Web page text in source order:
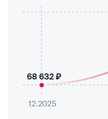
12.2025
68 632 ₽